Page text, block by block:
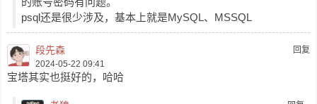
psql还是很少涉及，基本上就是MySQL、MSSQL
回复
段先森
2024-05-22 09:41
宝塔其实也挺好的，哈哈